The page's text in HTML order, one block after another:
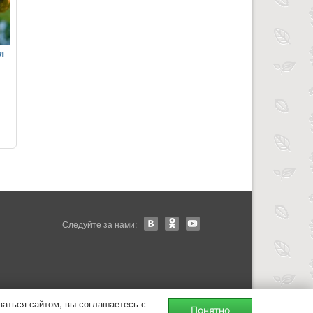
Следуйте за нами:
сайтом, вы соглашаетесь с Понятно